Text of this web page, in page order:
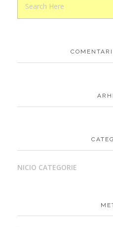
NICIO CATEGORIE